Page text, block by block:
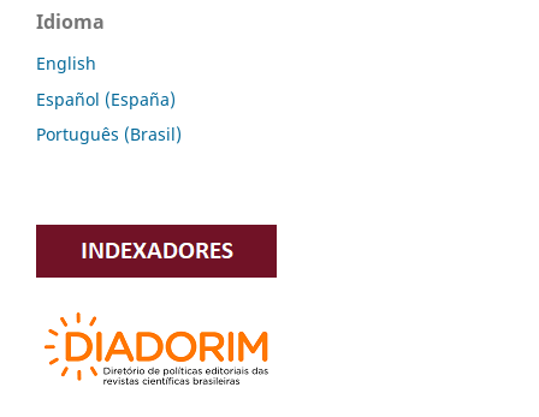
Idioma
English
Español (España)
Português (Brasil)